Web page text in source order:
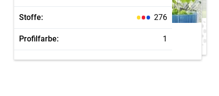
Stoffe: 276
Profilfarbe: 1
Stoffe: 19
Profilfarbe: